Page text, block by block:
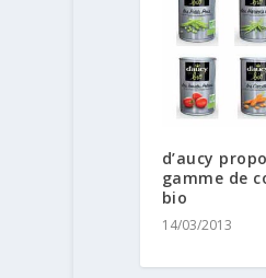
d’aucy
gamme de
bio
14/03/2013